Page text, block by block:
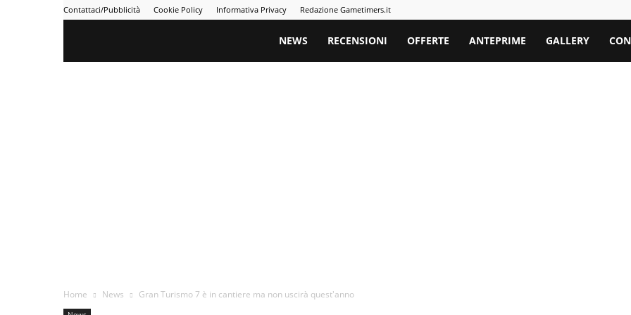
Contattaci/Pubblicità Cookie Policy Informativa Privacy Redazione Gametimers.it
Gametimers
NEWS RECENSIONI OFFERTE ANTEPRIME GALLERY
Home News Gran Turismo 7 è in cantiere ma non uscirà quest'anno